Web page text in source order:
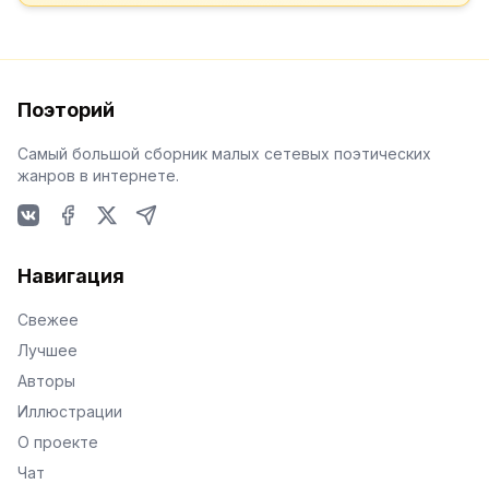
Поэторий
Самый большой сборник малых сетевых поэтических
жанров в интернете.
Навигация
Свежее
Лучшее
Авторы
Иллюстрации
О проекте
Чат